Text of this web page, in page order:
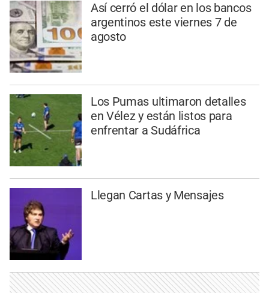
Así cerró el dólar en los bancos
argentinos este viernes 7 de
agosto
Los Pumas ultimaron detalles
en Vélez y están listos para
enfrentar a Sudáfrica
Llegan Cartas y Mensajes